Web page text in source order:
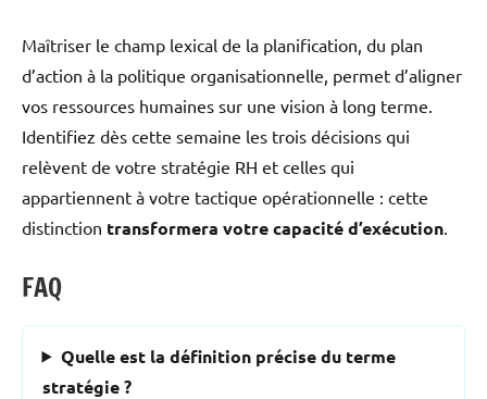
Maîtriser le champ lexical de la planification, du plan
d’action à la politique organisationnelle, permet d’aligner
vos ressources humaines sur une vision à long terme.
Identifiez dès cette semaine les trois décisions qui
relèvent de votre stratégie RH et celles qui
appartiennent à votre tactique opérationnelle : cette
distinction transformera votre capacité d’exécution
FAQ
Quelle est la définition précise du terme
stratégie ?